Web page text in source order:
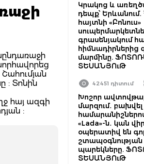
: Տոնին
հայ ազգի
:
Կրակոց և
դեպք՝
հայտնի «Բոնուս»
գրասենյակում
հիմնադիրներից
մարմինը.
ՏԵՍԱՆՅՈւԹ
42451 դիտում
Խոշոր
մարզում․
համարանիշներով
«Lada»-ն․ կան
օպերատիվ են
շտապօգնության
պարեկները.
ՏԵՍԱՆՅՈւԹ